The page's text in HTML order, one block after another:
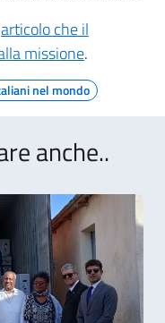
articolo che il
missione.
nel mondo
anche..